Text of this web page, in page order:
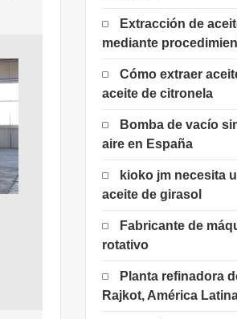
Extracción de
mediante
Cómo extraer
aceite de citronela
Bomba de vacío
aire en España
kioko jm necesita
aceite de girasol
Fabricante de
rotativo
Planta refinadora
Rajkot, América